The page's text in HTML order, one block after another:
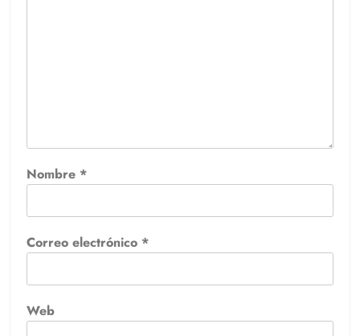
Nombre *
Correo electrónico *
Web